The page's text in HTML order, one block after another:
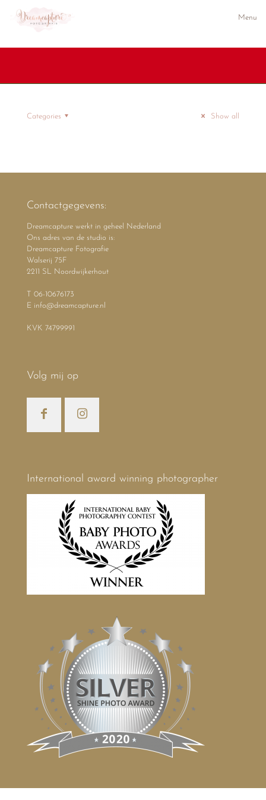
Menu
Categories Show all
Contactgegevens:
Dreamcapture werkt in geheel Nederland
Ons adres van de studio is:
Dreamcapture Fotografie
Walserij 75F
2211 SL Noordwijkerhout
T 06-10676173
E info@dreamcapture.nl
KVK 74799991
Volg mij op
International award winning photographer